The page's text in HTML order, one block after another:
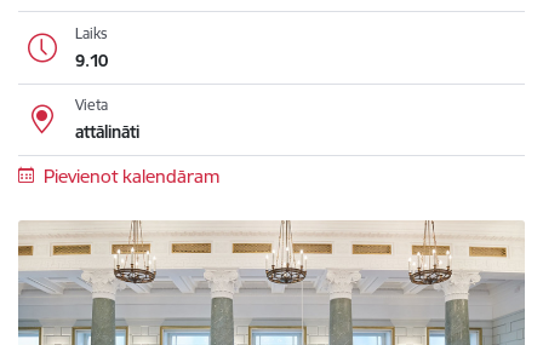
Laiks
9.10
Vieta
attālināti
Pievienot kalendāram